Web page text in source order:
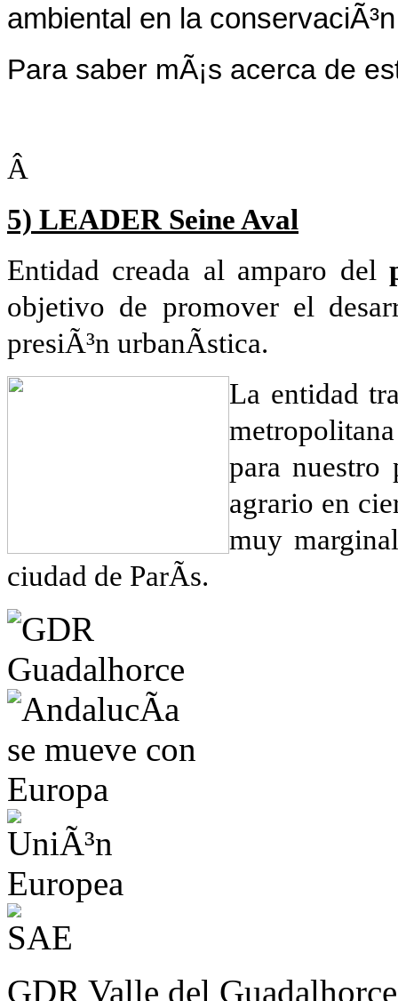
ambiental en la
Para saber mÃ¡s acerca de
Â
5) LEADER Seine Aval
Entidad creada al amparo del
objetivo de promover el
presiÃ³n urbanÃ­stica.
La entidad
para nuestro
agrario en
muy
ciudad de ParÃ­s.
GDR Valle del